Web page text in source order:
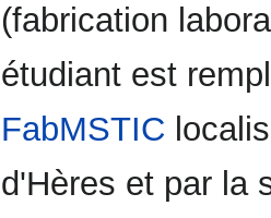
(fabrication
étudiant est
FabMSTIC
d'Hères et par la